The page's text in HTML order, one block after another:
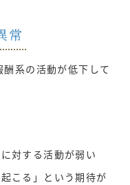
常
系の活動が低下して
に対する活動が弱い
こる」という期待が